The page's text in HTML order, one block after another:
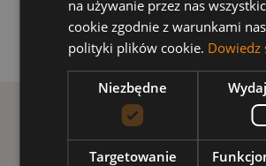
końcowego jest uzyskanie przez
pozwolenia na użytkowanie.”
Inne przetargi
na używanie przez nas
cookie zgodnie z warunkami
polityki plików cookie. Dowiedz
Niezbędne
Targetowanie